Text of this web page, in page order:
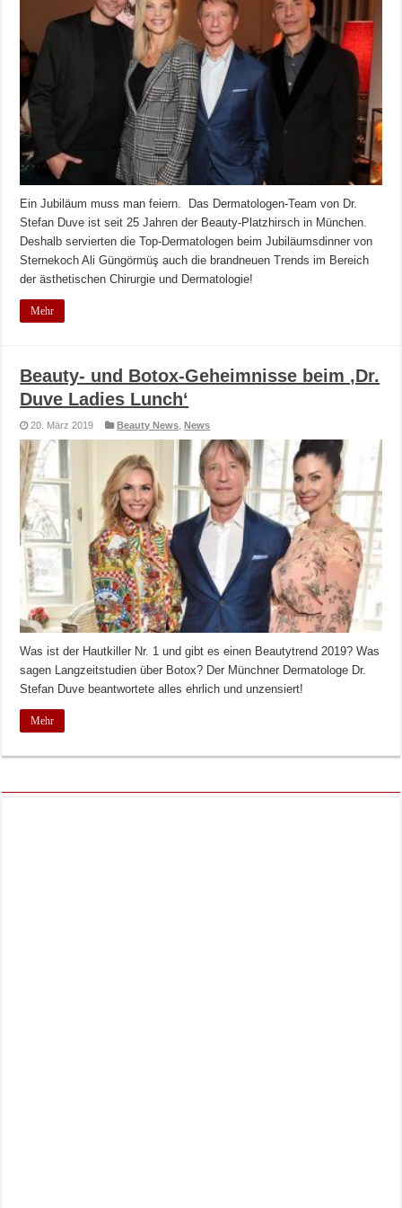
Ein Jubiläum muss man feiern. Das Dermatologen-Team von Dr.
Stefan Duve ist seit 25 Jahren der Beauty-Platzhirsch in München.
Deshalb servierten die Top-Dermatologen beim Jubiläumsdinner von
Sternekoch Ali Güngörmüş auch die brandneuen Trends im Bereich
der ästhetischen Chirurgie und Dermatologie!
Mehr
Beauty- und Botox-Geheimnisse beim ‚Dr.
Duve Ladies Lunch‘
20. März 2019 Beauty News ,News
Was ist der Hautkiller Nr. 1 und gibt es einen Beautytrend 2019? Was
sagen Langzeitstudien über Botox? Der Münchner Dermatologe Dr.
Stefan Duve beantwortete alles ehrlich und unzensiert!
Mehr